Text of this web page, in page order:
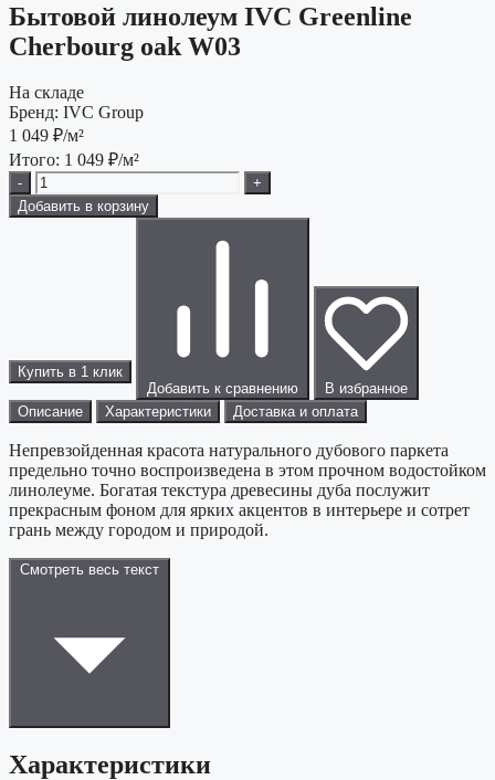
Бытовой линолеум IVC Greenline
Cherbourg oak W03
На складе
Бренд: IVC Group
1 049 ₽/м²
Итого: 1 049 ₽/м²
-
+
Добавить в корзину
Купить в 1 клик
Добавить к сравнению
В избранное
Описание
Характеристики Доставка и оплата
Непревзойденная красота натурального дубового паркета
предельно точно воспроизведена в этом прочном водостойком
линолеуме. Богатая текстура древесины дуба послужит
прекрасным фоном для ярких акцентов в интерьере и сотрет
грань между городом и природой.
Смотреть весь текст
Характеристики